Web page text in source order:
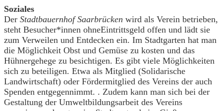
Soziales
Der Stadtbauernhof Saarbrücken wird als Verein betrieben,
steht Besucher*innen ohneEintrittsgeld offen und lädt sie
zum Verweilen und Entdecken ein. Im Stadtgarten hat man
die Möglichkeit Obst und Gemüse zu kosten und das
Hühnergehege zu besichtigen. Es gibt viele Möglichkeiten
sich zu beteiligen. Etwa als Mitglied (Solidarische
Landwirtschaft) oder Fördermitglied des Vereins der auch
Spenden entgegennimmt. . Zudem kann man sich bei der
Gestaltung der Umweltbildungsarbeit des Vereins